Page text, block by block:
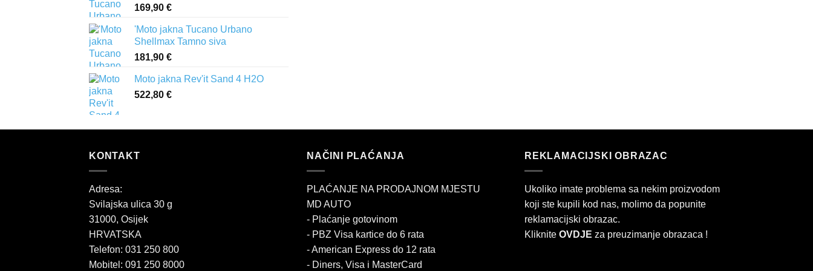
169,90 €
'Moto jakna Tucano Urbano
Shellmax Tamno siva
181,90 €
Moto jakna Rev'it Sand 4 H2O
522,80 €
KONTAKT
Adresa:
Svilajska ulica 30 g
31000, Osijek
HRVATSKA
Telefon: 031 250 800
Mobitel: 091 250 8000
NAČINI PLAĆANJA
PLAĆANJE NA PRODAJNOM MJESTU
MD AUTO
- Plaćanje gotovinom
- PBZ Visa kartice do 6 rata
- American Express do 12 rata
- Diners, Visa i MasterCard
REKLAMACIJSKI OBRAZAC
Ukoliko imate problema sa nekim proizvodom
koji ste kupili kod nas, molimo da popunite
reklamacijski obrazac.
Kliknite OVDJE za preuzimanje obrazaca !